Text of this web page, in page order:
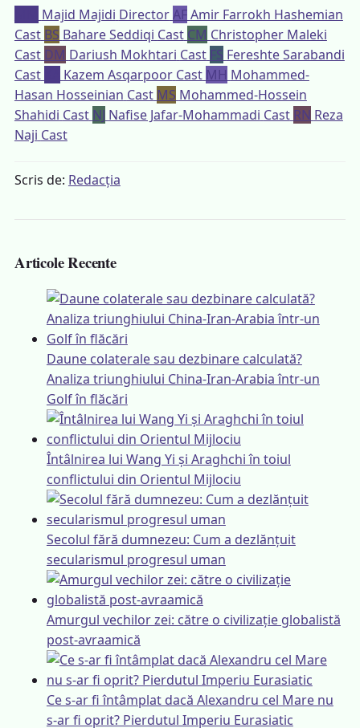
Majid Majidi DirectorAFAmir Farrokh Hashemian
Cast BS Bahare Seddiqi Cast CM Christopher Maleki
Cast DM Dariush Mokhtari Cast FS Fereshte Sarabandi
Cast
Kazem Asqarpoor Cast MH Mohammed-
Hasan Hosseinian Cast MS Mohammed-Hossein
Shahidi Cast NJ Nafise Jafar-Mohammadi Cast RN Reza
Naji Cast
Scris de: Redacția
Articole Recente
Daune colaterale sau dezbinare calculată?
Analiza triunghiului China-Iran-Arabia într-un
Golf în flăcări
Întâlnirea lui Wang Yi și Araghchi în toiul
conflictului din Orientul Mijlociu
Secolul fără dumnezeu: Cum a dezlănțuit
secularismul progresul uman
Amurgul vechilor zei: către o civilizație globalistă
post-avraamică
Ce s-ar fi întâmplat dacă Alexandru cel Mare nu
s-ar fi oprit? Pierdutul Imperiu Eurasiatic